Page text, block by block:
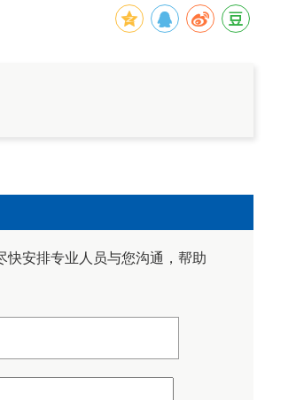
快安排专业人员与您沟通，帮助